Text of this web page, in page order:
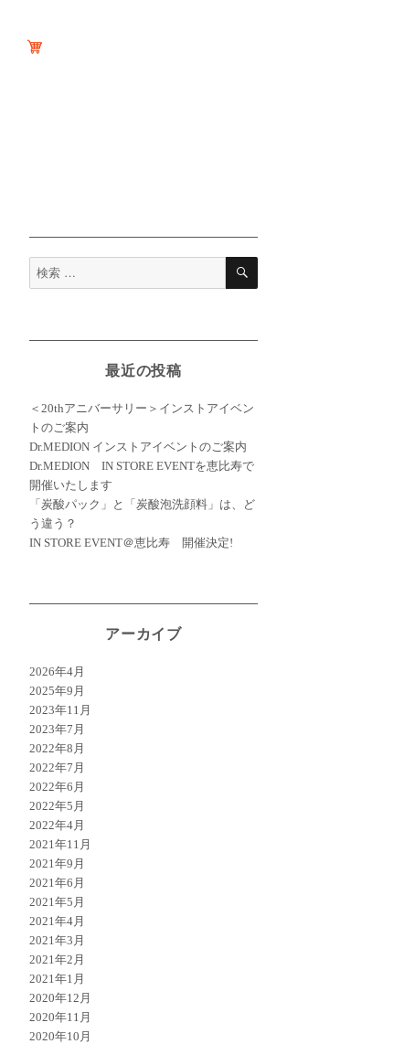
検
索
検
最近の投稿
＜20thアニバーサリー＞インストアイベン
トのご案内
Dr.MEDION インストアイベントのご案内
Dr.MEDION IN STORE EVENTを恵比寿で
開催いたします
「炭酸パック」と「炭酸泡洗顔料」は、ど
う違う？
IN STORE EVENT＠恵比寿 開催決定!
アーカイブ
2026年4月
2025年9月
2023年11月
2023年7月
2022年8月
2022年7月
2022年6月
2022年5月
2022年4月
2021年11月
2021年9月
2021年6月
2021年5月
2021年4月
2021年3月
2021年2月
2021年1月
2020年12月
2020年11月
2020年10月